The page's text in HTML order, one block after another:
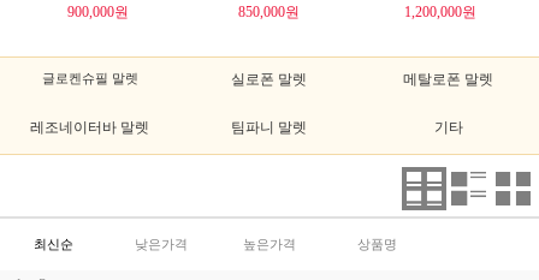
900,000원
850,000원
1,200,000원
글로켄슈필 말렛 실로폰 말렛 메탈로폰 말렛
레조네이터바 말렛 팀파니 말렛 기타
최신순 낮은가격 높은가격 상품명